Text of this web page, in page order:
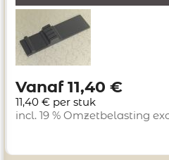
Vanaf 11,40 €
11,40 € per stuk
incl. 19 % Omzetbelasting